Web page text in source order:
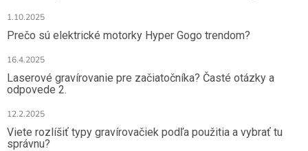
1.10.2025
Prečo sú elektrické motorky Hyper Gogo trendom?
16.4.2025
Laserové gravírovanie pre začiatočníka? Časté otázky a
odpovede 2.
12.2.2025
Viete rozlíšiť typy gravírovačiek podľa použitia a vybrať tu
správnu?